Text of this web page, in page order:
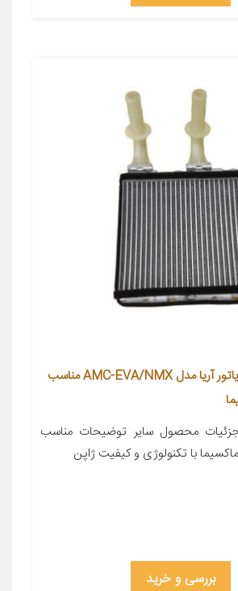
رادیاتور بخاری رادیاتور آریا مدل AMC-EVA/NMX مناسب
محصول سایر توضیحات مناسب
با تکنولوژی و کیفیت ژاپن
بررسی و خرید